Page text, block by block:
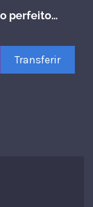
perfeito…